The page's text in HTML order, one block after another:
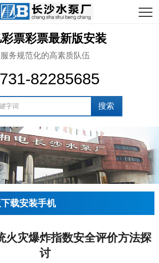
票彩票最新版安装
服务规范化的高素质队伍
82285685
载安装手机
火灾爆炸指数安全评价方法探
讨